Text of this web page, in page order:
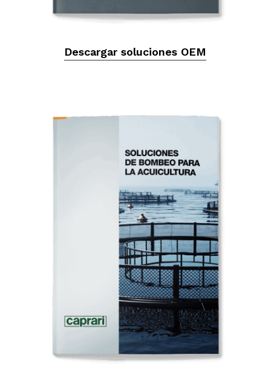
Descargar soluciones OEM